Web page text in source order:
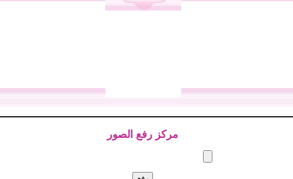
مركز رفع الصور